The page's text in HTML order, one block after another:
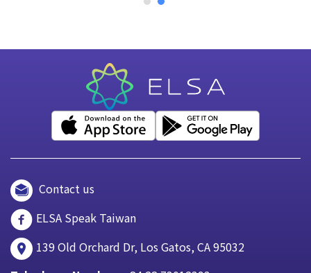
Contact us
ELSA Speak Taiwan
139 Old Orchard Dr, Los Gatos, CA 95032